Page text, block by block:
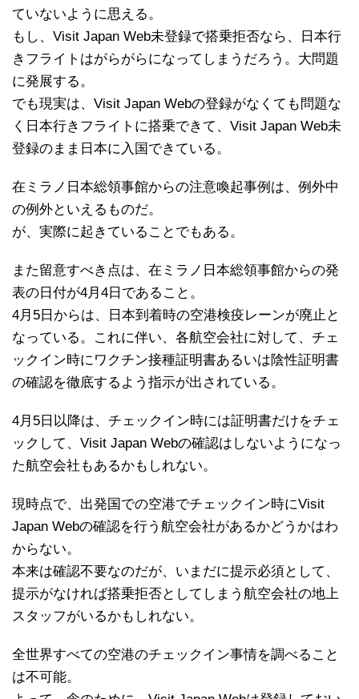
ていないように思える。
もし、Visit Japan Web未登録で搭乗拒否なら、日本行
きフライトはがらがらになってしまうだろう。大問題
に発展する。
でも現実は、Visit Japan Webの登録がなくても問題な
く日本行きフライトに搭乗できて、Visit Japan Web未
登録のまま日本に入国できている。
在ミラノ日本総領事館からの注意喚起事例は、例外中
の例外といえるものだ。
が、実際に起きていることでもある。
また留意すべき点は、在ミラノ日本総領事館からの発
表の日付が4月4日であること。
4月5日からは、日本到着時の空港検疫レーンが廃止と
なっている。これに伴い、各航空会社に対して、チェ
ックイン時にワクチン接種証明書あるいは陰性証明書
の確認を徹底するよう指示が出されている。
4月5日以降は、チェックイン時には証明書だけをチェ
ックして、Visit Japan Webの確認はしないようになっ
た航空会社もあるかもしれない。
現時点で、出発国での空港でチェックイン時にVisit
Japan Webの確認を行う航空会社があるかどうかはわ
からない。
本来は確認不要なのだが、いまだに提示必須として、
提示がなければ搭乗拒否としてしまう航空会社の地上
スタッフがいるかもしれない。
全世界すべての空港のチェックイン事情を調べること
は不可能。